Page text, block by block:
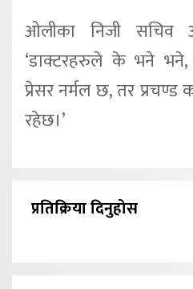
ओलीका निजी सचिव
‘डाक्टरहरुले के भने
प्रेसर नर्मल छ, तर
रहेछ।’
प्रतिक्रिया दिनुहोस